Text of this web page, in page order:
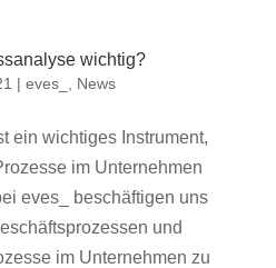
wichtig?
| eves_ News
ein wichtiges Instrument,
im Unternehmen
eves_ beschäftigen uns
und
im Unternehmen zu